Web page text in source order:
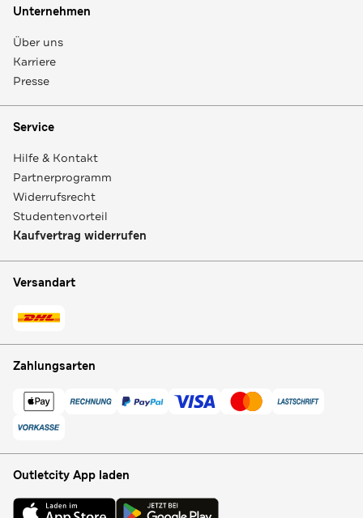
Unternehmen
Über uns
Karriere
Presse
Service
Hilfe & Kontakt
Partnerprogramm
Widerrufsrecht
Studentenvorteil
Kaufvertrag widerrufen
Versandart
Zahlungsarten
Outletcity App laden